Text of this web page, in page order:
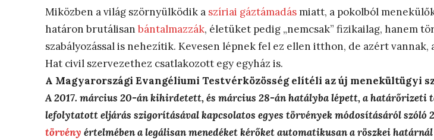
Miközben a világ szörnyülködik a szíriai gáztámadásmiatt, a pokolból
határon brutálisan bántalmazzák, életüket pedig „nemcsak” fizikailag, hanem
szabályozással is nehezítik. Kevesen lépnek fel ez ellen itthon, de azért vannak,
Hat civil szervezethez csatlakozott egy egyház is.
A Magyarországi Evangéliumi Testvérközösség elítéli az új menekültügyi
A 2017. március 20-án kihirdetett, és március 28-án hatályba lépett, a határőrizeti
lefolytatott eljárás szigorításával kapcsolatos egyes törvények módosításáról szóló
törvény értelmében a legálisan menedéket kérőket automatikusan a röszkei